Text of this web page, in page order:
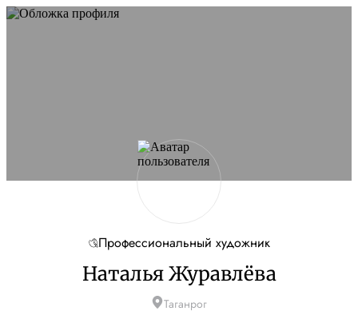
Профессиональный художник
Наталья Журавлёва
Таганрог